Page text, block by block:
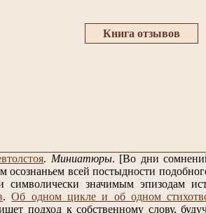
Книга отзывов
. Миниатюры. [Во дни
всей постыдности
значимым эпизодам
.Об одном цикле и об одном
подход к собственному слову,